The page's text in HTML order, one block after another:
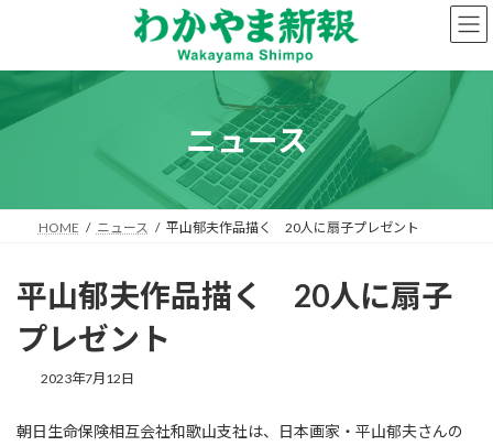
ン
へ
プ
ー
ョ
動
ニュース
HOME ニュース 平山郁夫作品描く 20人に扇子プレゼント
平山郁夫作品描く 20人に扇子
プレゼント
2023年7月12日
朝日生命保険相互会社和歌山支社は、日本画家・平山郁夫さんの